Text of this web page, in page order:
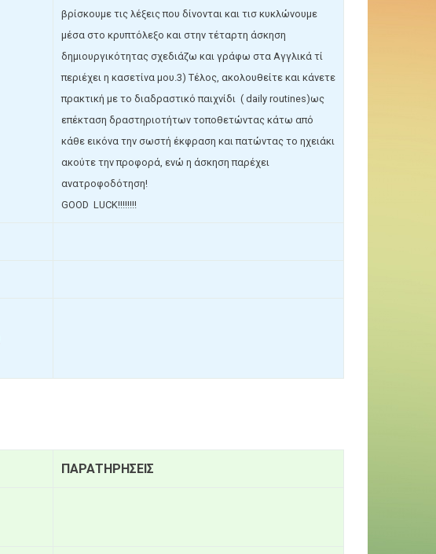
βρίσκουμε τις λέξεις που δίνονται και τισ κυκλώνουμε
μέσα στο κρυπτόλεξο και στην τέταρτη άσκηση
δημιουργικότητας σχεδιάζω και γράφω στα Αγγλικά τί
περιέχει η κασετίνα μου.3) Tέλος, ακολουθείτε και κάνετε
πρακτική με το διαδραστικό παιχνίδι ( daily routines)ως
επέκταση δραστηριοτήτων τοποθετώντας κάτω από
κάθε εικόνα την σωστή έκφραση και πατώντας το ηχειάκι
ακούτε την προφορά, ενώ η άσκηση παρέχει
ανατροφοδότηση!
GOOD LUCK!!!!!!!!
ΠΑΡΑΤΗΡΗΣΕΙΣ